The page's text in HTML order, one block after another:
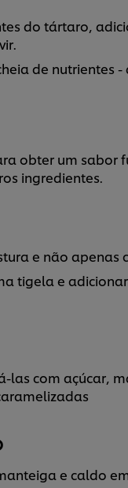
do tártaro,
de nutrientes
obter um sabor
ingredientes.
e não apenas
tigela e
las com açúcar,
e caldo